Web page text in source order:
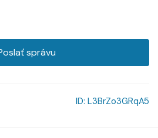
správu
ID: L3BrZo3GRqA5